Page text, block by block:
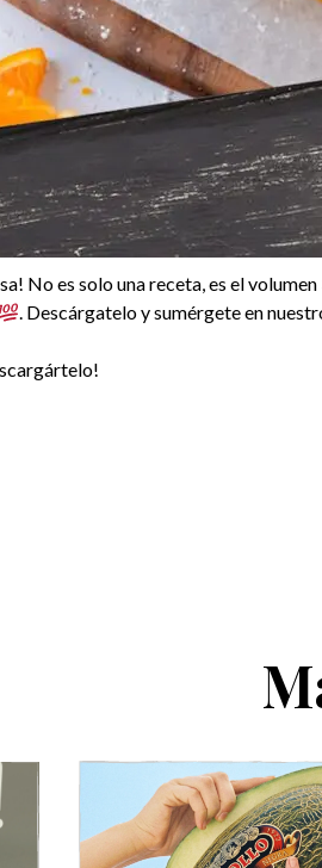
No es solo una receta, es el
. Descárgatelo y sumérgete en